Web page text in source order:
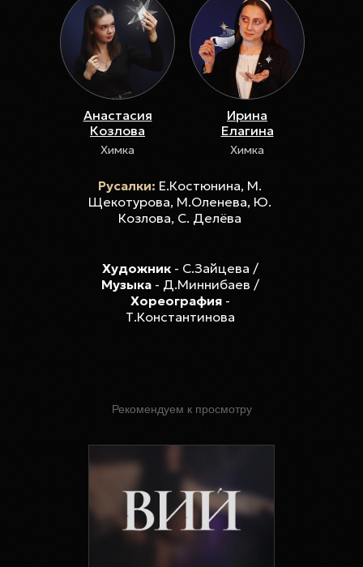
Анастасия
Козлова
Химка
Ирина
Елагина
Химка
Русалки: Е.Костюнина, М.
Щекотурова, М.Оленева, Ю.
Козлова, С. Делёва
Художник- С.Зайцева /
Музыка- Д.Миннибаев /
Хореография -
Т.Константинова
Рекомендуем к просмотру